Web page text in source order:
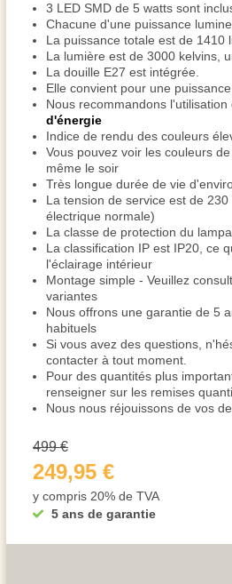
3 LED SMD de 5 watts sont
Chacune d'une puissance
La puissance totale est de 1410
La lumière est de 3000 kelvins,
La douille E27 est intégrée.
Elle convient pour une
Nous recommandons l'utilisation
d'énergie
Indice de rendu des couleurs
Vous pouvez voir les couleurs
même le soir
Très longue durée de vie
La tension de service est de
électrique normale)
La classe de protection du
La classification IP est IP20, ce
l'éclairage intérieur
Montage simple - Veuillez
variantes
Nous offrons une garantie de 5
habituels
Si vous avez des questions,
contacter à tout moment.
Pour des quantités plus
renseigner sur les remises
Nous nous réjouissons de vos
5 ans de garantie
499 €
249,95 €
y compris 20% de TVA